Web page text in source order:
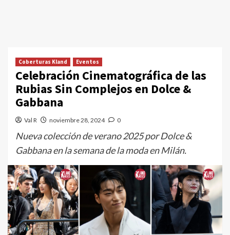
Coberturas Kland Eventos
Celebración Cinematográfica de las
Rubias Sin Complejos en Dolce &
Gabbana
Val R noviembre 28, 2024 0
Nueva colección de verano 2025 por Dolce &
Gabbana en la semana de la moda en Milán.